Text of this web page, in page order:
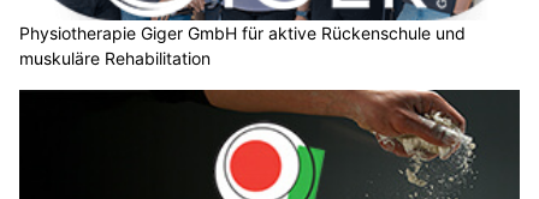
Physiotherapie Giger GmbH für aktive Rückenschule und
muskuläre Rehabilitation